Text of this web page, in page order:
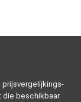
prijsvergelijkings-
beschikbaar